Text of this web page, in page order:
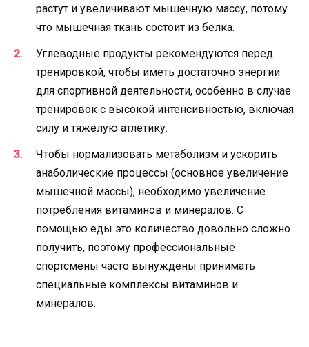
растут и увеличивают мышечную массу, потому
что мышечная ткань состоит из белка.
Углеводные продукты рекомендуются перед
тренировкой, чтобы иметь достаточно энергии
для спортивной деятельности, особенно в случае
тренировок с высокой интенсивностью, включая
силу и тяжелую атлетику.
Чтобы нормализовать метаболизм и ускорить
анаболические процессы (основное увеличение
мышечной массы), необходимо увеличение
потребления витаминов и минералов. С
помощью еды это количество довольно сложно
получить, поэтому профессиональные
спортсмены часто вынуждены принимать
специальные комплексы витаминов и
минералов.